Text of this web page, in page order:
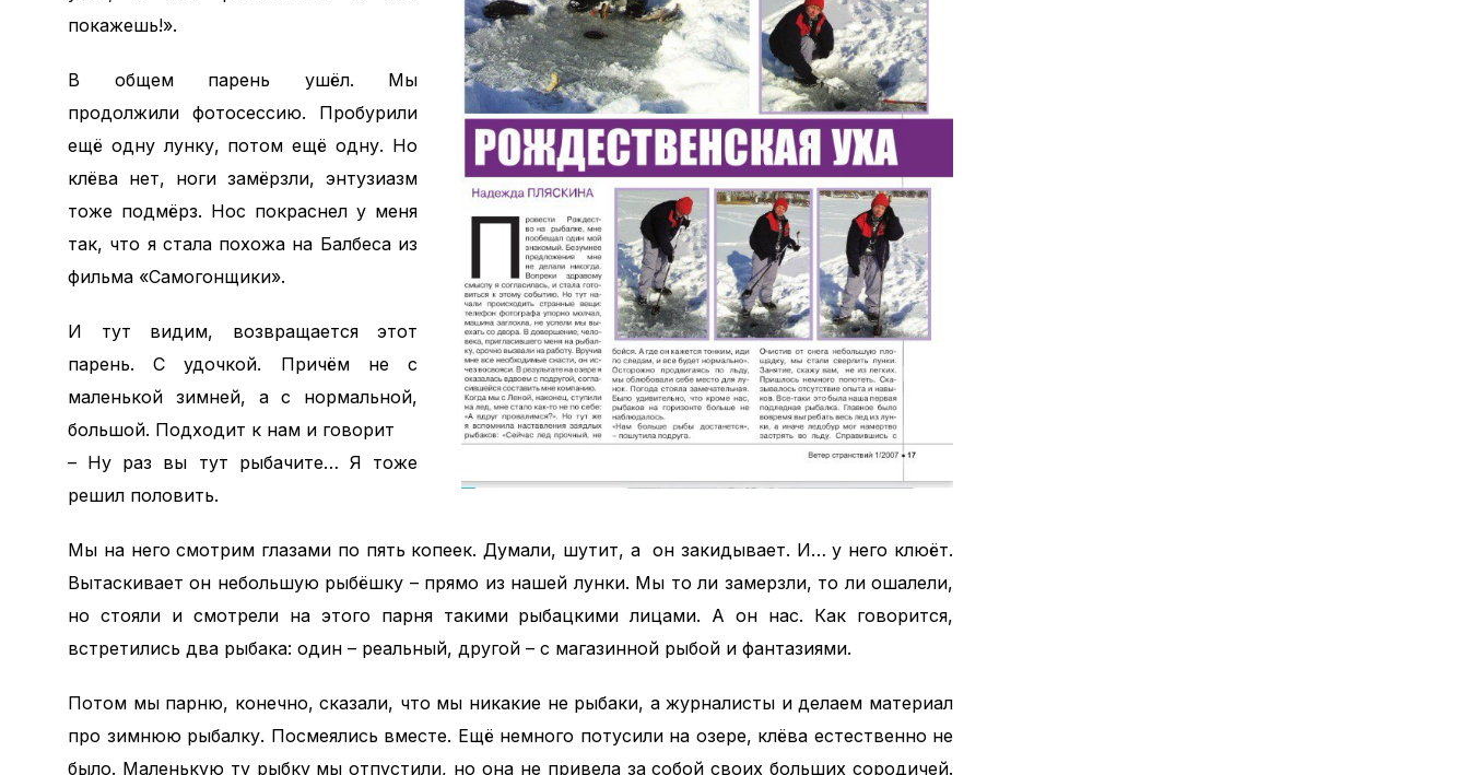
покажешь!».
В общем парень ушёл. Мы
продолжили фотосессию. Пробурили
ещё одну лунку, потом ещё одну. Но
клёва нет, ноги замёрзли, энтузиазм
тоже подмёрз. Нос покраснел у меня
так, что я стала похожа на Балбеса из
фильма «Самогонщики».
И тут видим, возвращается этот
парень. С удочкой. Причём не с
маленькой зимней, а с нормальной,
большой. Подходит к нам и говорит
– Ну раз вы тут рыбачите… Я тоже
решил половить.
Мы на него смотрим глазами по пять копеек. Думали, шутит, а он закидывает. И… у него клюёт.
Вытаскивает он небольшую рыбёшку – прямо из нашей лунки. Мы то ли замерзли, то ли ошалели,
но стояли и смотрели на этого парня такими рыбацкими лицами. А он нас. Как говорится,
встретились два рыбака: один – реальный, другой – с магазинной рыбой и фантазиями.
Потом мы парню, конечно, сказали, что мы никакие не рыбаки, а журналисты и делаем материал
про зимнюю рыбалку. Посмеялись вместе. Ещё немного потусили на озере, клёва естественно не
было. Маленькую ту рыбку мы отпустили, но она не привела за собой своих больших сородичей.